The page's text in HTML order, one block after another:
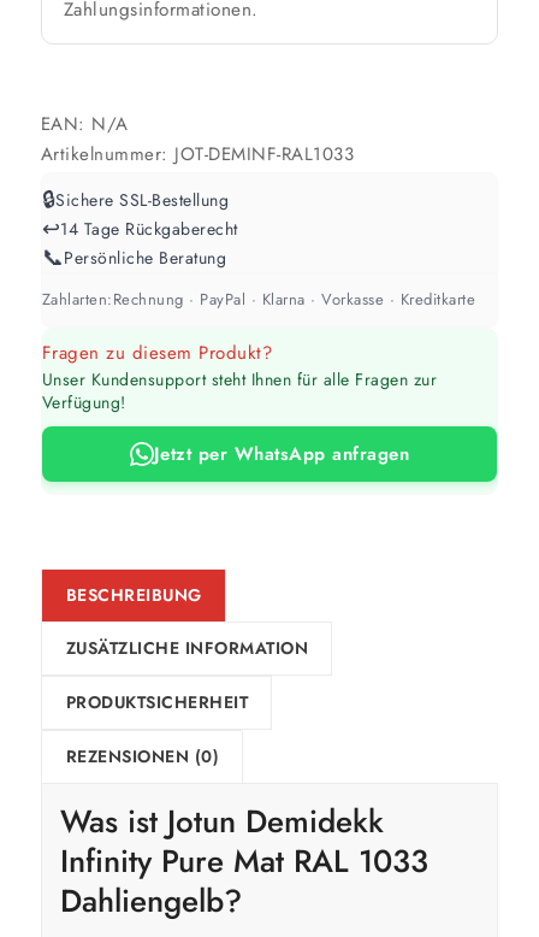
Werte sind Richtwerte und können je nach Untergrund und Werkzeug
abweichen. Für 10 % Reserve wird automatisch aufgerundet.
Zahlungsinformationen.
EAN: N/A
Artikelnummer: JOT-DEMINF-RAL1033
🔒Sichere SSL-Bestellung
↩️14 Tage Rückgaberecht
📞Persönliche Beratung
Zahlarten:Rechnung · PayPal · Klarna · Vorkasse · Kreditkarte
Fragen zu diesem Produkt?
Unser Kundensupport steht Ihnen für alle Fragen zur
Verfügung!
Jetzt per WhatsApp anfragen
BESCHREIBUNG
ZUSÄTZLICHE INFORMATION
PRODUKTSICHERHEIT
REZENSIONEN (0)
Was ist Jotun Demidekk
Infinity Pure Mat RAL 1033
Dahliengelb?